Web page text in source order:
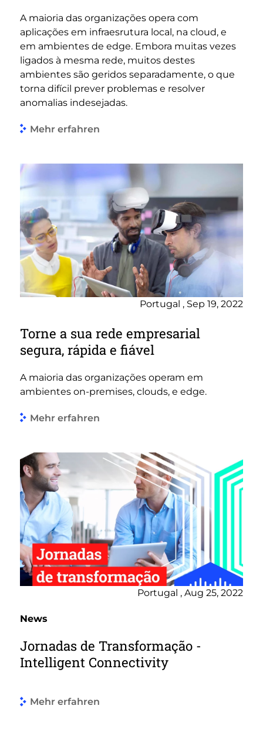
A maioria das organizações opera com
aplicações em infraesrutura local, na cloud, e
em ambientes de edge. Embora muitas vezes
ligados à mesma rede, muitos destes
ambientes são geridos separadamente, o que
torna difícil prever problemas e resolver
anomalias indesejadas.
Mehr erfahren
Portugal , Sep 19, 2022
Torne a sua rede empresarial
segura, rápida e fiável
A maioria das organizações operam em
ambientes on-premises, clouds, e edge.
Mehr erfahren
Portugal , Aug 25, 2022
News
Jornadas de Transformação -
Intelligent Connectivity
Mehr erfahren